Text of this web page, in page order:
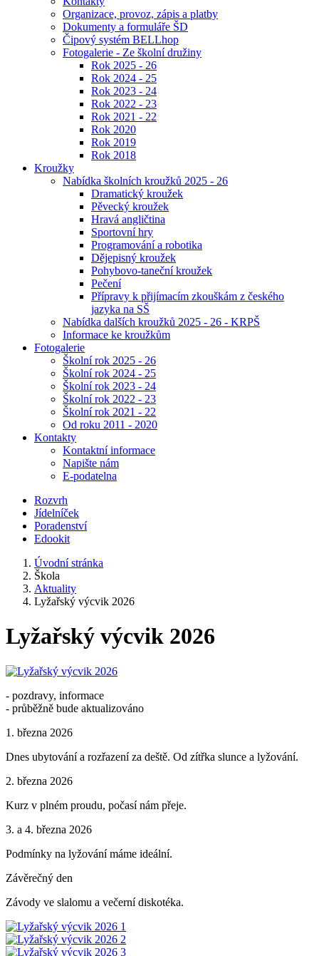
Organizace, provoz, zápis a platby
Dokumenty a formuláře ŠD
Čipový systém BELLhop
Fotogalerie - Ze školní družiny
Rok 2025 - 26
Rok 2024 - 25
Rok 2023 - 24
Rok 2022 - 23
Rok 2021 - 22
Rok 2020
Rok 2019
Rok 2018
Kroužky
Nabídka školních kroužků 2025 - 26
Dramatický kroužek
Pěvecký kroužek
Hravá angličtina
Sportovní hry
Programování a robotika
Dějepisný kroužek
Pohybovo-taneční kroužek
Pečení
Přípravy k přijímacím zkouškám z českého
jazyka na SŠ
Nabídka dalších kroužků 2025 - 26 - KRPŠ
Informace ke kroužkům
Fotogalerie
Školní rok 2025 - 26
Školní rok 2024 - 25
Školní rok 2023 - 24
Školní rok 2022 - 23
Školní rok 2021 - 22
Od roku 2011 - 2020
Kontakty
Kontaktní informace
Napište nám
E-podatelna
Rozvrh
Jídelníček
Poradenství
Edookit
Úvodní stránka
Škola
Aktuality
Lyžařský výcvik 2026
Lyžařský výcvik 2026
- pozdravy, informace
- průběžně bude aktualizováno
1. března 2026
Dnes ubytování a rozřazení za deště. Od zítřka slunce a lyžování.
2. března 2026
Kurz v plném proudu, počasí nám přeje.
3. a 4. března 2026
Podmínky na lyžování máme ideální.
Závěrečný den
Závody ve slalomu a večerní diskotéka.